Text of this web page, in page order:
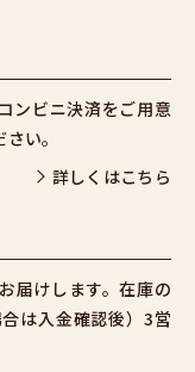
ンビニ決済をご用意
い。
詳しくはこちら
届けします。在庫の
は入金確認後）3営